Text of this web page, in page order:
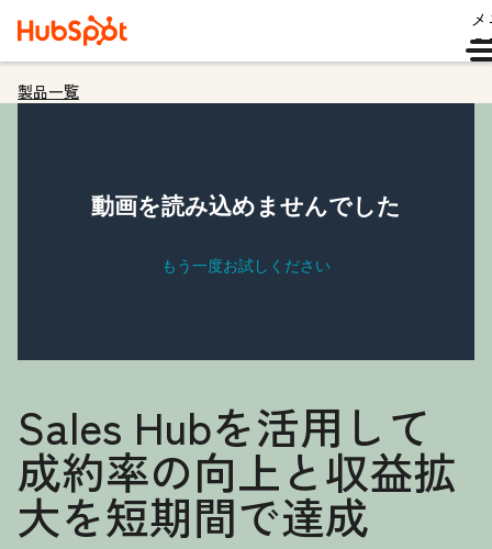
製品一覧
Sales Hubを活用して
成約率の向上と収益拡
大を短期間で達成